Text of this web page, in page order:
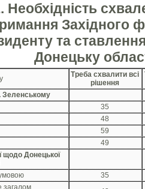
Необхідність
Західного
та
Донецьку
Треба схвалити всі
рішення
Зеленському
35
48
59
49
щодо Донецької
35
загалом